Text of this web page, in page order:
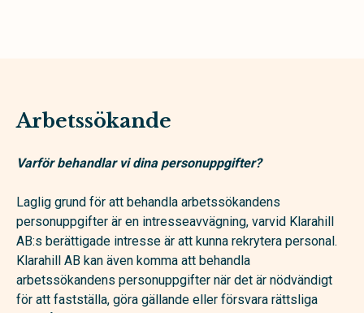
Arbetssökande
Varför behandlar vi dina personuppgifter?
Laglig grund för att behandla arbetssökandens
personuppgifter är en intresseavvägning, varvid Klarahill
AB:s berättigade intresse är att kunna rekrytera personal.
Klarahill AB kan även komma att behandla
arbetssökandens personuppgifter när det är nödvändigt
för att fastställa, göra gällande eller försvara rättsliga